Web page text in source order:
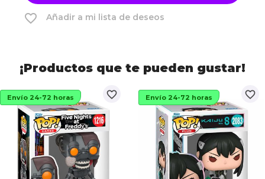
favorite_border Añadir a mi lista de deseos
¡Productos que te pueden gustar!
favorite_border
Envío 24-72 horas favorite_border
Envío 24-72 horas